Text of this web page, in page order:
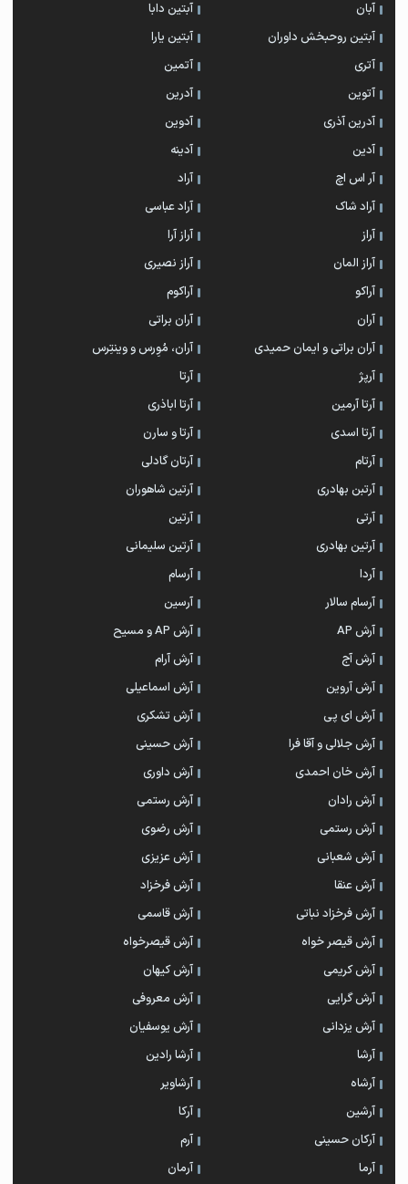
آبان
آبتین دابا
آبتین روحبخش داوران
آبتین یارا
آتری
آتمین
آتوین
آدرین
آدرین آذری
آدوین
آدین
آدینه
آر اس اچ
آراد
آراد شاک
آراد عباسی
آراز
آراز آرا
آراز المان
آراز نصیری
آراکو
آراکوم
آران
آران براتی
آران براتی و ایمان حمیدی
آران، مُوِرس و وینتِرس
آرپژ
آرتا
آرتا آرمین
آرتا اباذری
آرتا اسدی
آرتا و سارن
آرتام
آرتان گادلی
آرتبن بهادری
آرتين شاهوران
آرتی
آرتین
آرتین بهادری
آرتین سلیمانی
آردا
آرسام
آرسام سالار
آرسین
آرش AP
آرش AP و مسیح
آرش آج
آرش آرام
آرش آروین
آرش اسماعیلی
آرش ای پی
آرش تشکری
آرش جلالی و آقا فرا
آرش حسینی
آرش خان احمدی
آرش داوری
آرش رادان
آرش رستمى
آرش رستمی
آرش رضوی
آرش شعبانی
آرش عزیزی
آرش عنقا
آرش فرخزاد
آرش فرخزاد نباتی
آرش قاسمی
آرش قیصر خواه
آرش قیصرخواه
آرش کریمی
آرش کیهان
آرش گرایی
آرش معروفی
آرش یزدانی
آرش یوسفیان
آرشا
آرشا رادین
آرشاه
آرشاویر
آرشین
آرکا
آرکان حسینی
آرم
آرما
آرمان